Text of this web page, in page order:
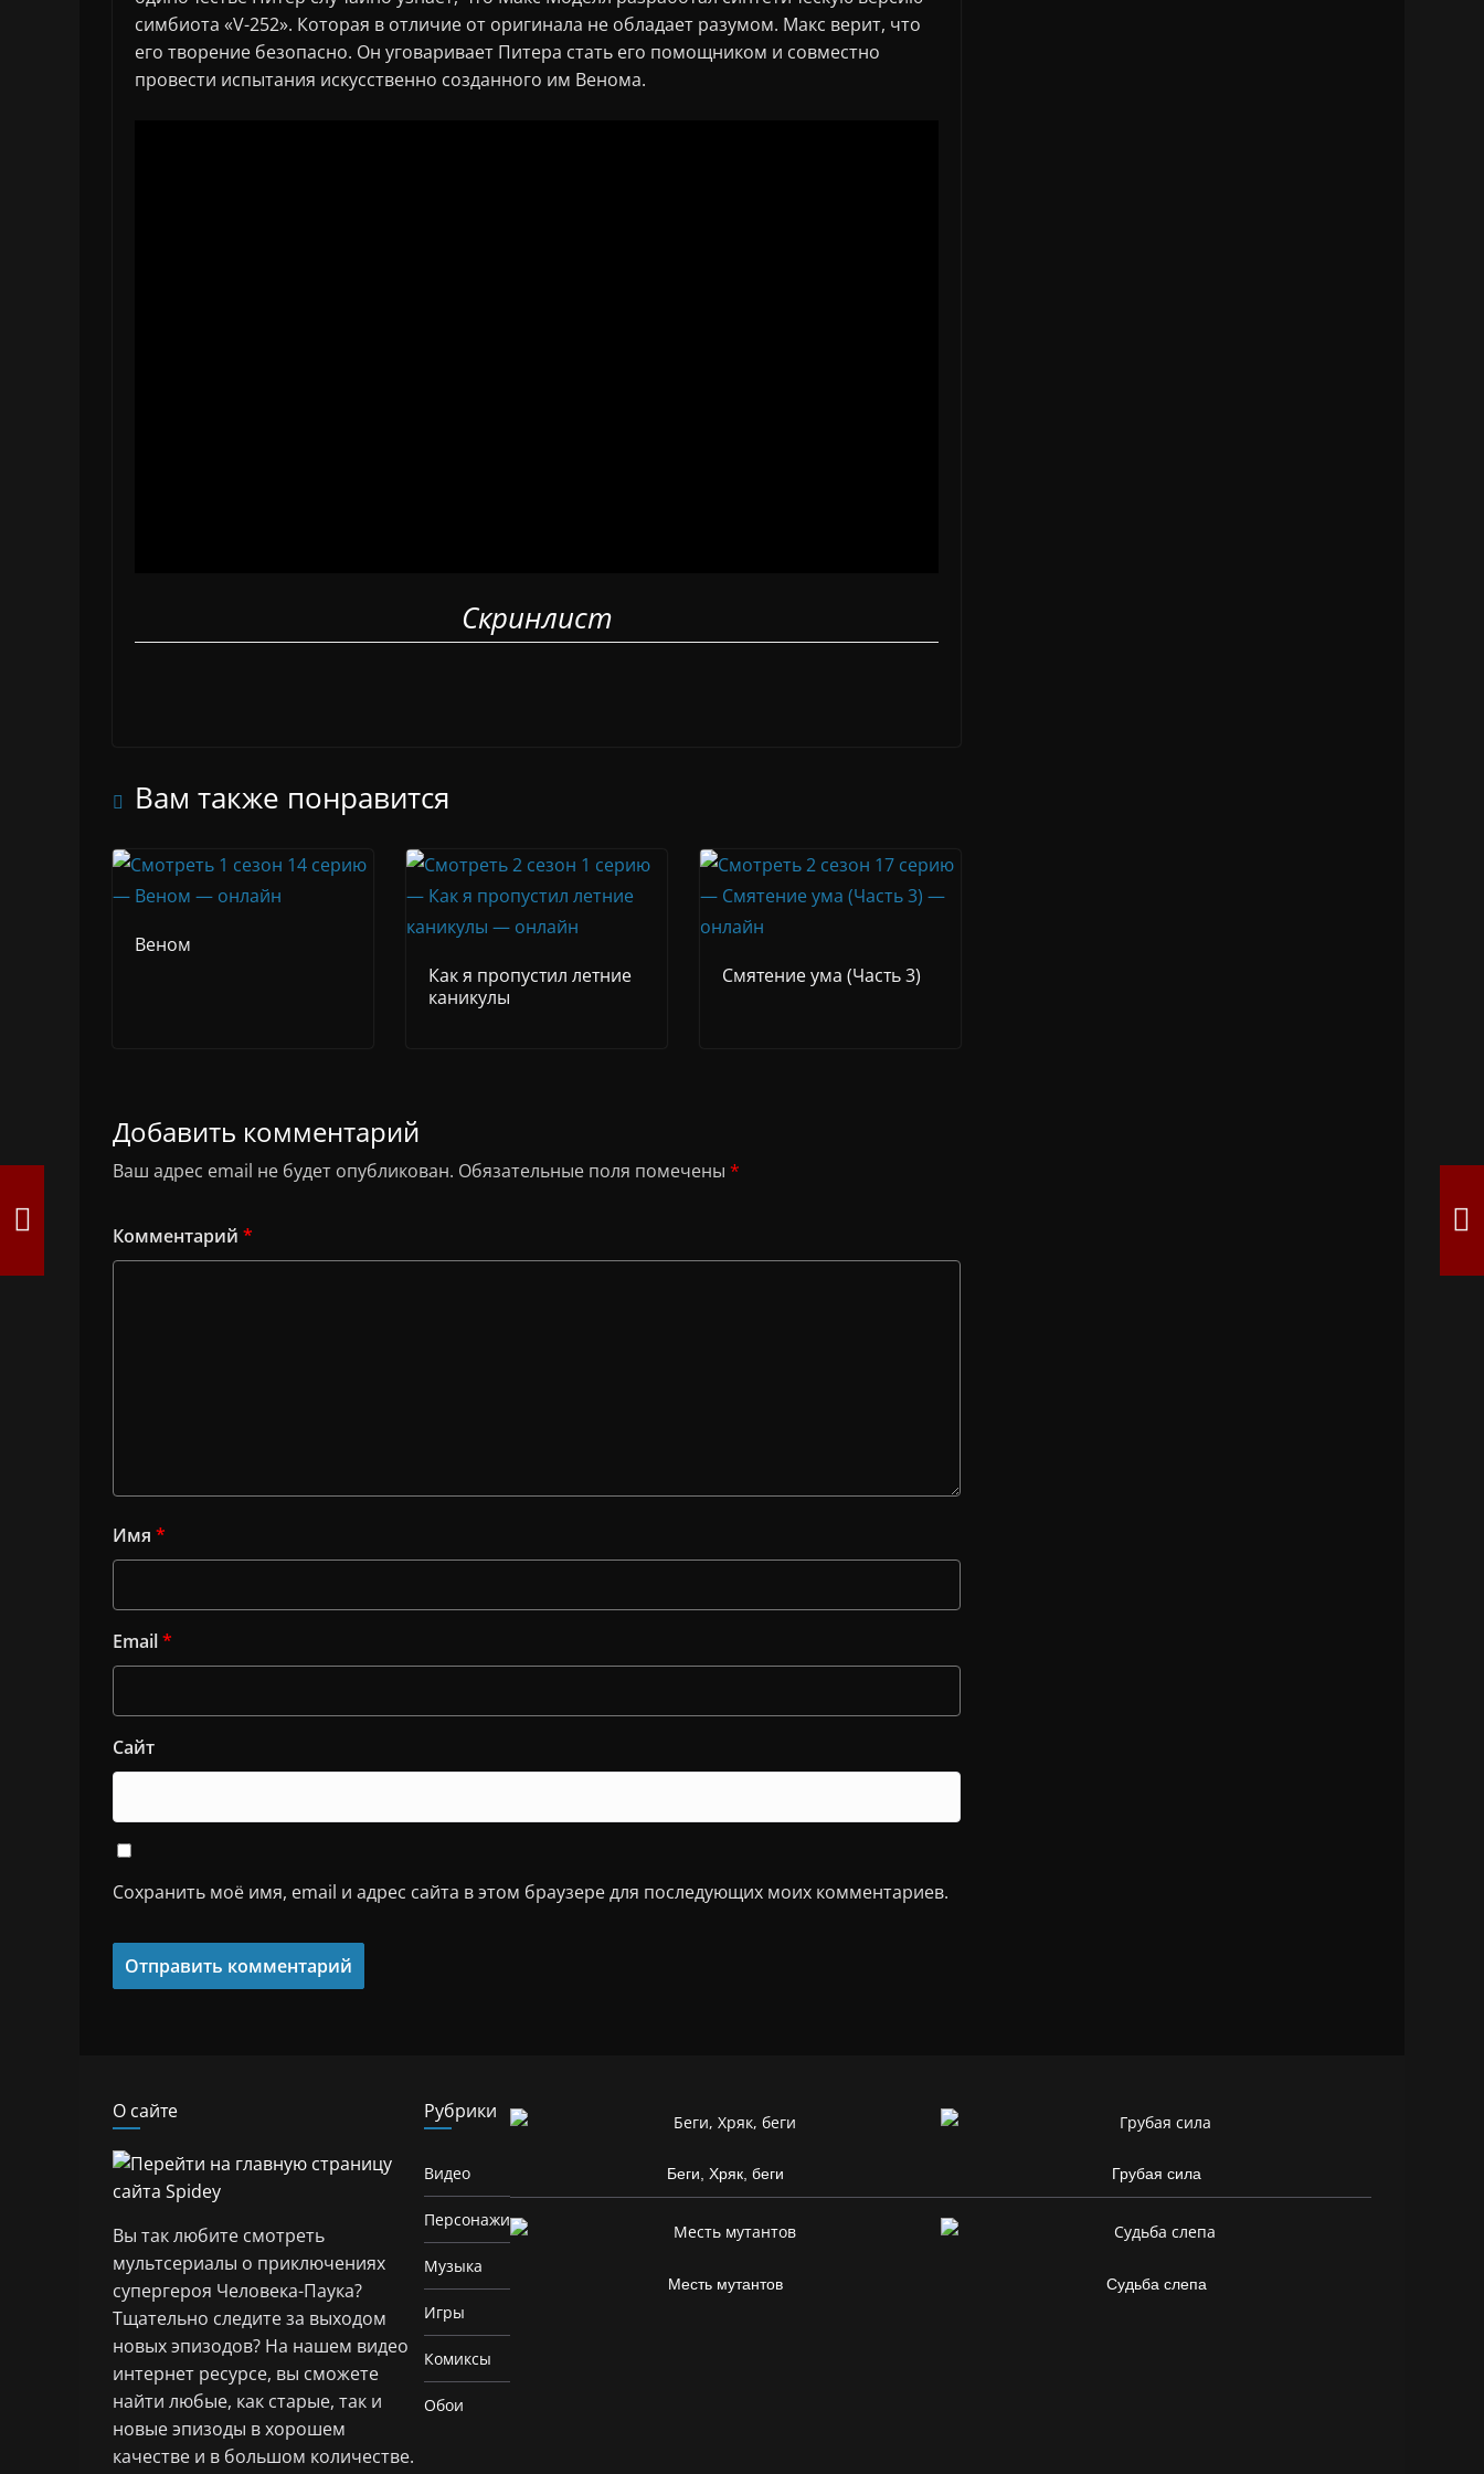
симбиота «V-252». Которая в отличие от оригинала не обладает разумом. Макс верит, что
его творение безопасно. Он уговаривает Питера стать его помощником и совместно
провести испытания искусственно созданного им Венома.
Скринлист
Вам также понравится
Веном
Как я пропустил летние
каникулы
Смятение ума (Часть 3)
Добавить комментарий
Ваш адрес email не будет опубликован. Обязательные поля помечены *
Комментарий *
Имя *
Email*
Сайт
Сохранить моё имя, email и адрес сайта в этом браузере для последующих моих комментариев.
О сайте
Вы так любите смотреть
мультсериалы о приключениях
супергероя Человека-Паука?
Тщательно следите за выходом
новых эпизодов? На нашем видео
интернет ресурсе, вы сможете
найти любые, как старые, так и
новые эпизоды в хорошем
качестве и в большом количестве.
Рубрики
Видео
Персонажи
Музыка
Игры
Комиксы
Обои
Беги, Хряк, беги
Месть мутантов
Грубая сила
Судьба слепа